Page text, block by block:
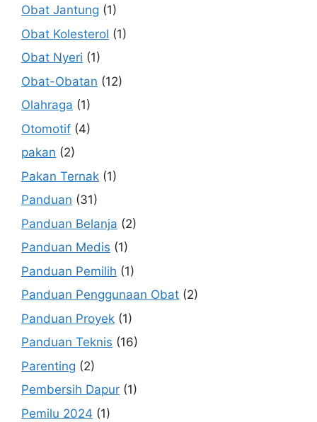
Obat Jantung (1)
Obat Kolesterol (1)
Obat Nyeri (1)
Obat-Obatan (12)
Olahraga (1)
Otomotif (4)
pakan (2)
Pakan Ternak (1)
Panduan (31)
Panduan Belanja (2)
Panduan Medis (1)
Panduan Pemilih (1)
Panduan Penggunaan Obat (2)
Panduan Proyek (1)
Panduan Teknis (16)
Parenting (2)
Pembersih Dapur (1)
Pemilu 2024 (1)